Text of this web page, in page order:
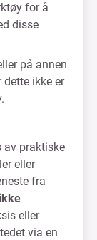
for å
disse
på annen
ikke er
av praktiske
eller
fra
eller
via en